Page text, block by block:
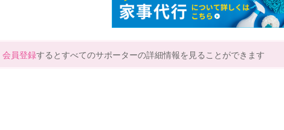
会員登録するとすべてのサポーターの詳細情報を見ることができます